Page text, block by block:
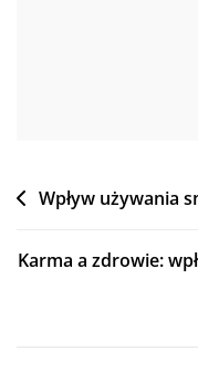
Nawigacja
Wpływ używania
Karma a zdrowie: